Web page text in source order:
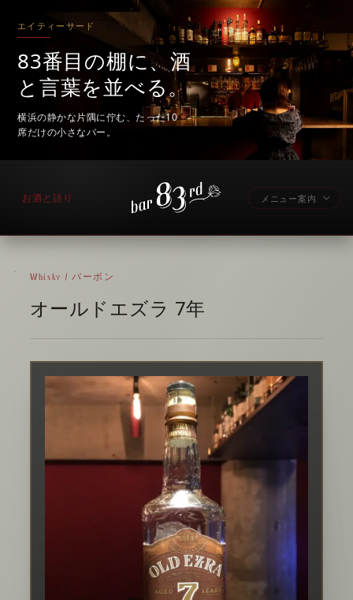
エイティーサード
83番目の棚に、酒
と言葉を並べる。
横浜の静かな片隅に佇む、たった10
席だけの小さなバー。
お酒と語り メニュー案内
Whisky / バーボン
オールドエズラ 7年